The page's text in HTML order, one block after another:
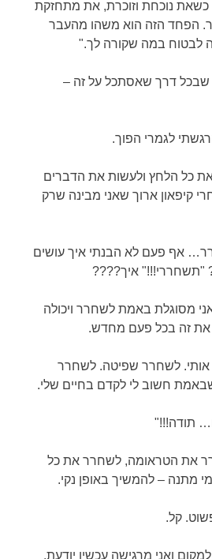
נוכחת וזוכרת, את מתחזקת
הפחד הזה הוא משהו מהעבר
לבטוח במה שקורה לך."
שבכל דרך שאסתכל על זה –
לגמרי הפוך.
את כל הלחץ ולעשות את הדברים
קיפאון ארוך שאני מבינה שרק
אף פעם לא הבנתי איך עושים
"תשחררי!!!" איך????
מסוגלת באמת לשחרר ויכולה
זה בכל פעם מחדש.
לשחרר שפיטה. לשחרר
חשוב לי לקדם בחיים שלי.
תודה!!!"
את הטראומה, לשחרר את כל
מתנה – להמשיך באופן נקי.
קל.
למקום ואני מרגישה עכשיו יודעת.